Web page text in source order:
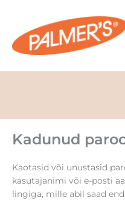
content
Kadunud
Kaotasid või unustasid
kasutajanimi või e-posti
lingiga, mille abil saad